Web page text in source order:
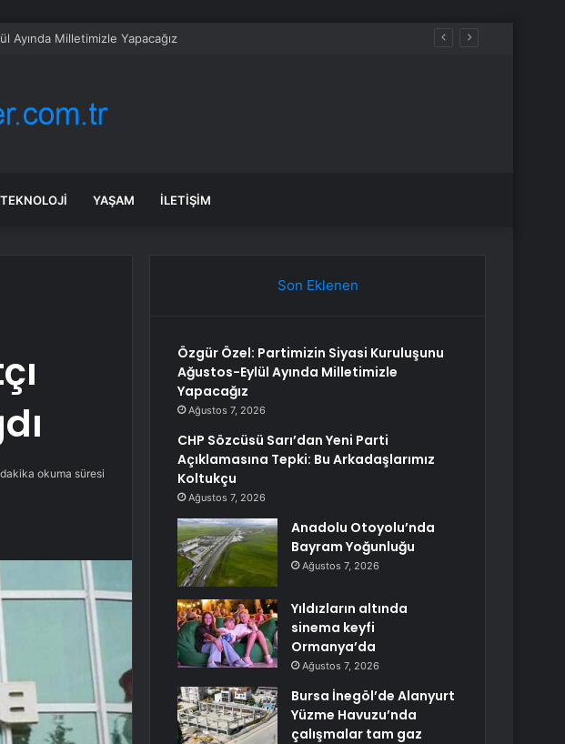
Arkadaşlarımız Koltukçu
TEKNOLOJI YAŞAM İLETIŞIM
okuma süresi
Son Eklenen
Özgür Özel: Partimizin Siyasi Kuruluşunu
Ağustos-Eylül Ayında Milletimizle
Yapacağız
Ağustos 7, 2026
CHP Sözcüsü Sarı’dan Yeni Parti
Açıklamasına Tepki: Bu Arkadaşlarımız
Koltukçu
Ağustos 7, 2026
Anadolu Otoyolu’nda
Bayram Yoğunluğu
Ağustos 7, 2026
Yıldızların altında
sinema keyfi
Ormanya’da
Ağustos 7, 2026
Bursa İnegöl’de Alanyurt
Yüzme Havuzu’nda
çalışmalar tam gaz